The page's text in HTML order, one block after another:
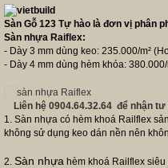
Sàn Gỗ 123 Tự hào là đơn vị phân
Sàn nhựa Raiflex:
- Dày 3 mm dùng keo: 235.000/m²
- Dày 4 mm dùng hèm khóa:
Liên hệ 0904.64.32.64 để nhận
1.
Sàn nhựa có hèm khoá Railflex
không sử dụng keo dán nền nên
2. Sàn nhựa hèm khoá Railflex